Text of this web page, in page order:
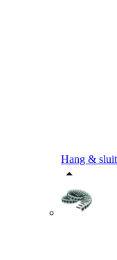
Hang &